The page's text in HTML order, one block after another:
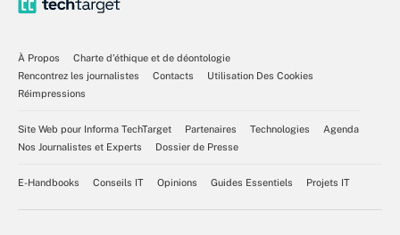
À Propos
Charte d’éthique et de déontologie
Rencontrez les journalistes
Contacts
Utilisation Des Cookies
Réimpressions
Site Web pour Informa TechTarget Partenaires Technologies
Agenda
Nos Journalistes et Experts
Dossier de Presse
E-Handbooks Conseils IT Opinions Guides Essentiels Projets IT